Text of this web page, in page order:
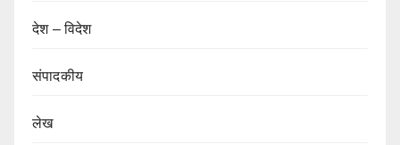
देश – विदेश
संपादकीय
लेख